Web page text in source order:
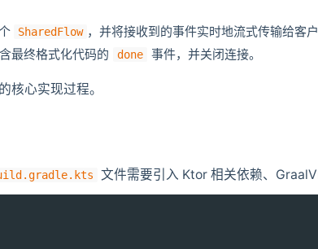
SharedFlow ，并将接收到的事件实时地流式传输给客户
最终格式化代码的
done 事件，并关闭连接。
核心实现过程。
文件需要引入 Ktor 相关依赖、